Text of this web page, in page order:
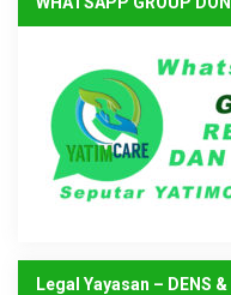
Legal Yayasan – DENS &